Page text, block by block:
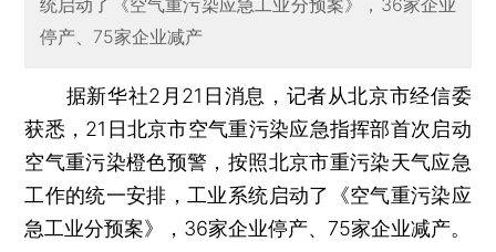
统启动了《空气重污染应急工业分预案》，36家企业
停产、75家企业减产
据新华社2月21日消息，记者从北京市经信委
获悉，21日北京市空气重污染应急指挥部首次启动
空气重污染橙色预警，按照北京市重污染天气应急
工作的统一安排，工业系统启动了《空气重污染应
急工业分预案》，36家企业停产、75家企业减产。